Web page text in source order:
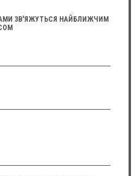
ЗВ'ЯЖУТЬСЯ НАЙБЛИЖЧИМ